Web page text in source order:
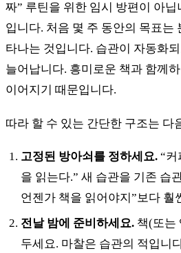
짜” 루틴을 위한 임시 방편이 아
입니다. 처음 몇 주 동안의 목표는
타나는 것입니다. 습관이 자동화
늘어납니다. 흥미로운 책과 함께
이어지기 때문입니다.
따라 할 수 있는 간단한 구조는 다
고정된 방아쇠를 정하세요. “커
을 읽는다.” 새 습관을 기존 습
언젠가 책을 읽어야지”보다 훨
전날 밤에 준비하세요. 책(또는
두세요. 마찰은 습관의 적입니